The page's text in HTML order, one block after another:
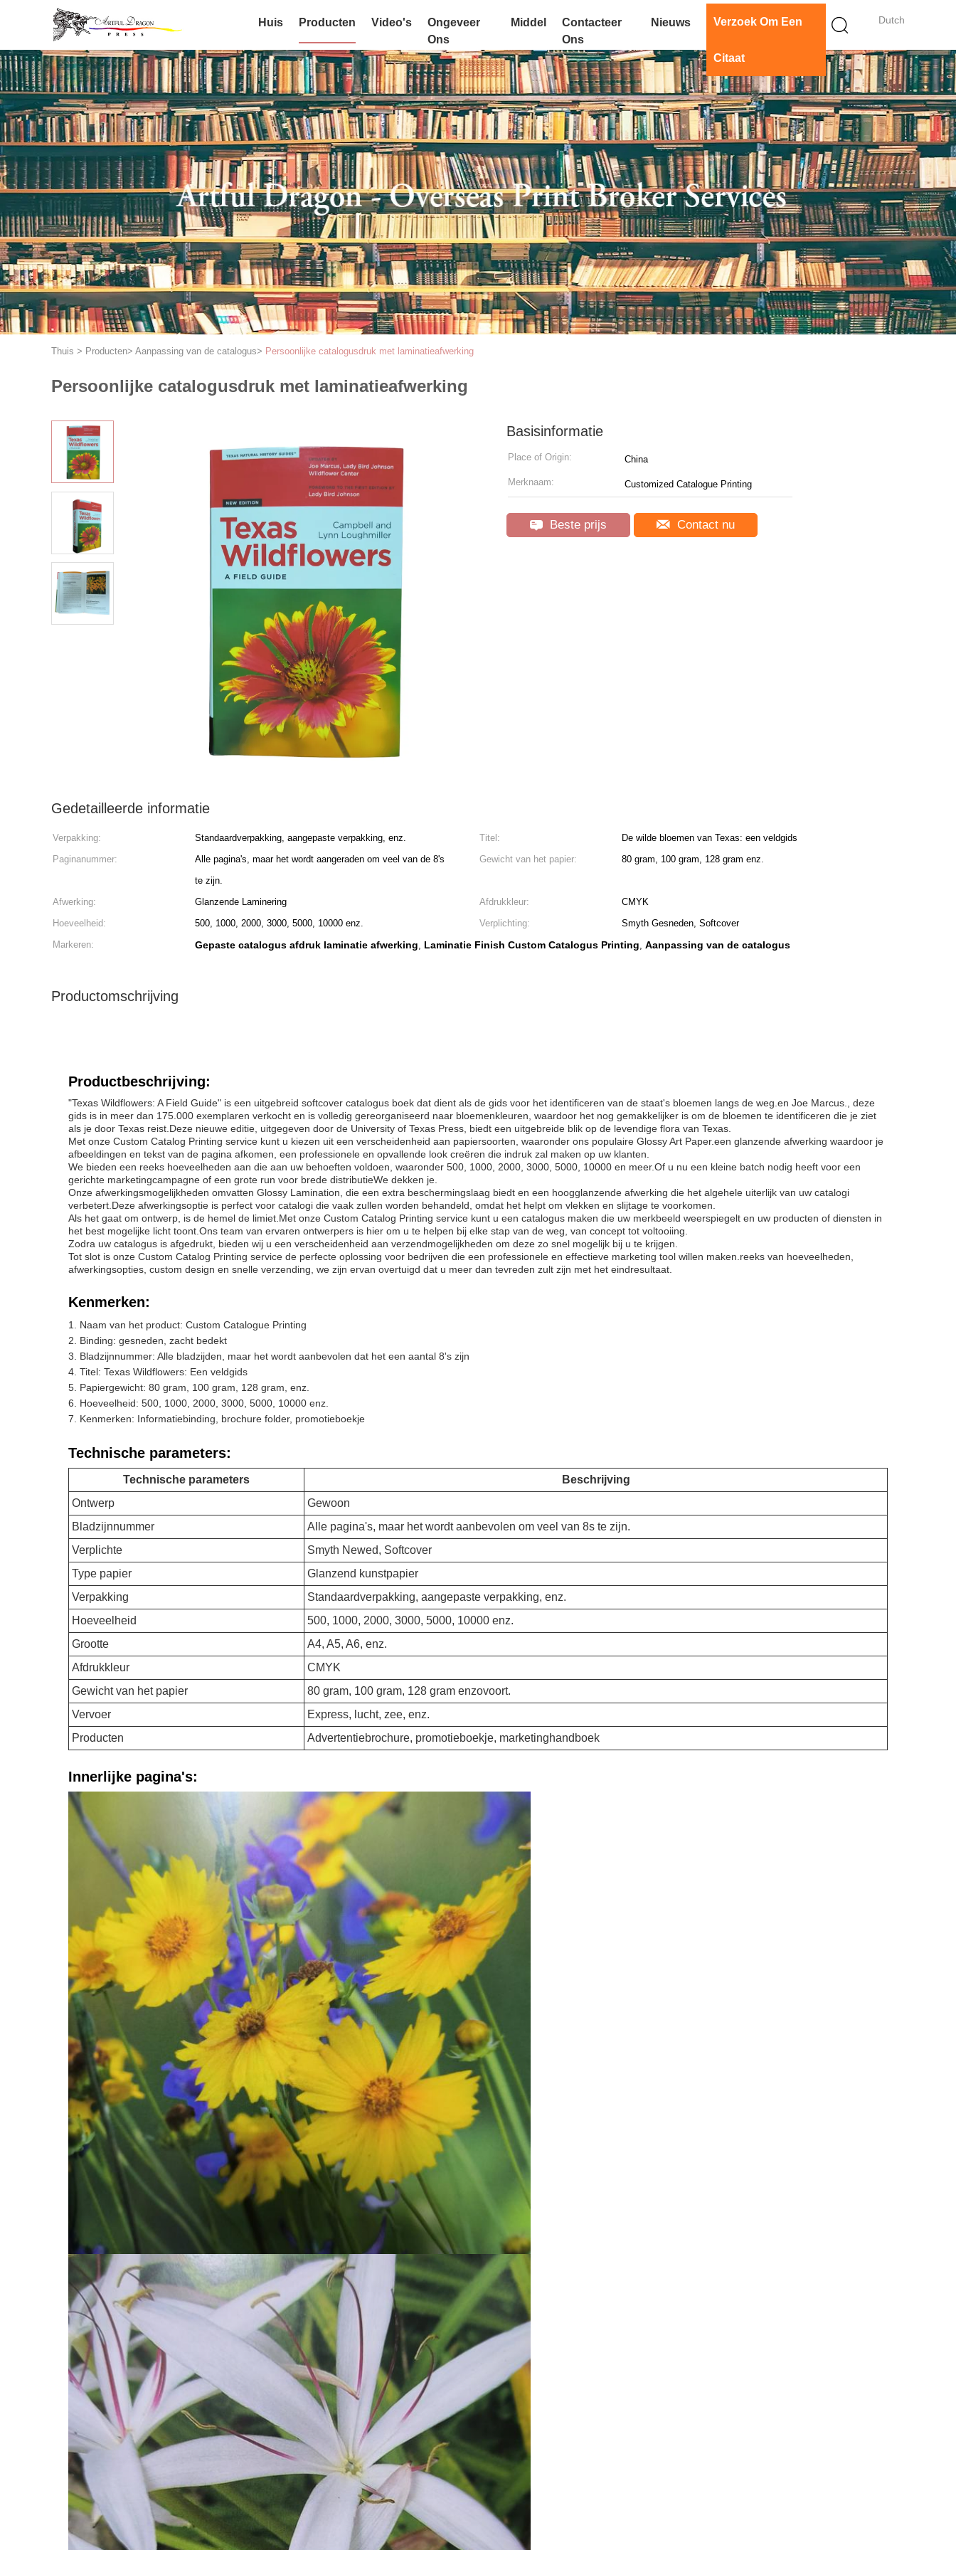
Dutch
Huis Producten Video's
Ongeveer
Ons
Middel
Contacteer
Ons
Nieuws Verzoek Om Een
Citaat
Thuis > Producten> Aanpassing van de catalogus> Persoonlijke catalogusdruk met laminatieafwerking
Persoonlijke catalogusdruk met laminatieafwerking
Basisinformatie
Place of Origin: China
Merknaam: Customized Catalogue Printing
Beste prijs Contact nu
Gedetailleerde informatie
Verpakking: Standaardverpakking, aangepaste verpakking, enz. Titel:
De wilde bloemen van Texas: een veldgids
Paginanummer:
Alle pagina's, maar het wordt aangeraden om veel van de 8's
te zijn.
Gewicht van het papier: 80 gram, 100 gram, 128 gram enz.
Afwerking: Glanzende Laminering Afdrukkleur:
CMYK
Hoeveelheid:
500, 1000, 2000, 3000, 5000, 10000 enz. Verplichting:
Smyth Gesneden, Softcover
Markeren:
Gepaste catalogus afdruk laminatie afwerking, Laminatie Finish Custom Catalogus Printing, Aanpassing van de catalogus
Productomschrijving
Productbeschrijving:
"Texas Wildflowers: A Field Guide" is een uitgebreid softcover catalogus boek dat dient als de gids voor het identificeren van de staat's bloemen langs de weg.en Joe Marcus., deze
gids is in meer dan 175.000 exemplaren verkocht en is volledig gereorganiseerd naar bloemenkleuren, waardoor het nog gemakkelijker is om de bloemen te identificeren die je ziet
als je door Texas reist.Deze nieuwe editie, uitgegeven door de University of Texas Press, biedt een uitgebreide blik op de levendige flora van Texas.
Met onze Custom Catalog Printing service kunt u kiezen uit een verscheidenheid aan papiersoorten, waaronder ons populaire Glossy Art Paper.een glanzende afwerking waardoor je
afbeeldingen en tekst van de pagina afkomen, een professionele en opvallende look creëren die indruk zal maken op uw klanten.
We bieden een reeks hoeveelheden aan die aan uw behoeften voldoen, waaronder 500, 1000, 2000, 3000, 5000, 10000 en meer.Of u nu een kleine batch nodig heeft voor een
gerichte marketingcampagne of een grote run voor brede distributieWe dekken je.
Onze afwerkingsmogelijkheden omvatten Glossy Lamination, die een extra beschermingslaag biedt en een hoogglanzende afwerking die het algehele uiterlijk van uw catalogi
verbetert.Deze afwerkingsoptie is perfect voor catalogi die vaak zullen worden behandeld, omdat het helpt om vlekken en slijtage te voorkomen.
Als het gaat om ontwerp, is de hemel de limiet.Met onze Custom Catalog Printing service kunt u een catalogus maken die uw merkbeeld weerspiegelt en uw producten of diensten in
het best mogelijke licht toont.Ons team van ervaren ontwerpers is hier om u te helpen bij elke stap van de weg, van concept tot voltooiing.
Zodra uw catalogus is afgedrukt, bieden wij u een verscheidenheid aan verzendmogelijkheden om deze zo snel mogelijk bij u te krijgen.
Tot slot is onze Custom Catalog Printing service de perfecte oplossing voor bedrijven die een professionele en effectieve marketing tool willen maken.reeks van hoeveelheden,
afwerkingsopties, custom design en snelle verzending, we zijn ervan overtuigd dat u meer dan tevreden zult zijn met het eindresultaat.
Kenmerken:
Naam van het product: Custom Catalogue Printing
Binding: gesneden, zacht bedekt
Bladzijnnummer: Alle bladzijden, maar het wordt aanbevolen dat het een aantal 8's zijn
Titel: Texas Wildflowers: Een veldgids
Papiergewicht: 80 gram, 100 gram, 128 gram, enz.
Hoeveelheid: 500, 1000, 2000, 3000, 5000, 10000 enz.
Kenmerken: Informatiebinding, brochure folder, promotieboekje
Technische parameters:
Technische parameters
Beschrijving
Ontwerp
Gewoon
Bladzijnnummer
Alle pagina's, maar het wordt aanbevolen om veel van 8s te zijn.
Verplichte
Smyth Newed, Softcover
Type papier
Glanzend kunstpapier
Verpakking
Standaardverpakking, aangepaste verpakking, enz.
Hoeveelheid
500, 1000, 2000, 3000, 5000, 10000 enz.
Grootte
A4, A5, A6, enz.
Afdrukkleur
CMYK
Gewicht van het papier
80 gram, 100 gram, 128 gram enzovoort.
Vervoer
Express, lucht, zee, enz.
Producten
Advertentiebrochure, promotieboekje, marketinghandboek
Innerlijke pagina's: